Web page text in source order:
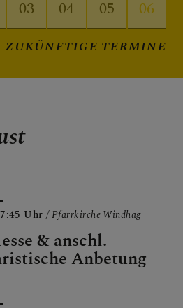
03 04 05 06
ZUKÜNFTIGE TERMINE
Uhr/ Pfarrkirche Windhag
& anschl.
Anbetung